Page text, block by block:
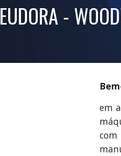
EUDORA -
em
com